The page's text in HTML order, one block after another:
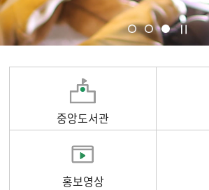
중앙도서관
홍보영상